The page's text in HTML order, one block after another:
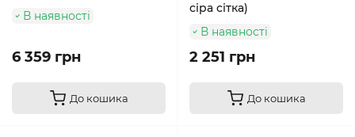
В наявності
6 359 грн
До кошика
сіра сітка)
В наявності
2 251 грн
До кошика